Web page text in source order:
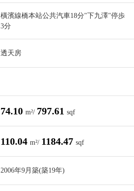
橫濱線橋本站公共汽車18分"下九澤"停歩
3分
透天房
74.10 m²/ 797.61 sqf
110.04 m²/ 1184.47 sqf
2006年9月築(築19年)